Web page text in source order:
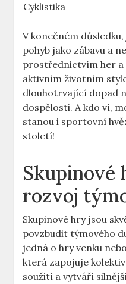
Cyklistika
V konečném
pohyb jako zábavu a
prostřednictvím her a
aktivním životním
dlouhotrvající dopad
dospělosti. A kdo ví,
stanou i sportovní
století!
Skupinové
rozvoj
Skupinové hry jsou
povzbudit týmového
jedná o hry venku
která zapojuje
soužití a vytváří